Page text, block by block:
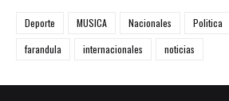
Deporte MUSICA Nacionales Politica
farandula
internacionales noticias